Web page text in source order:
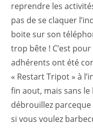
reprendre les
pas de se claquer
boite sur son
trop bête ! C’est
adhérents ont été
« Restart Tripot » à
fin aout, mais sans
débrouillez parceque
si vous voulez